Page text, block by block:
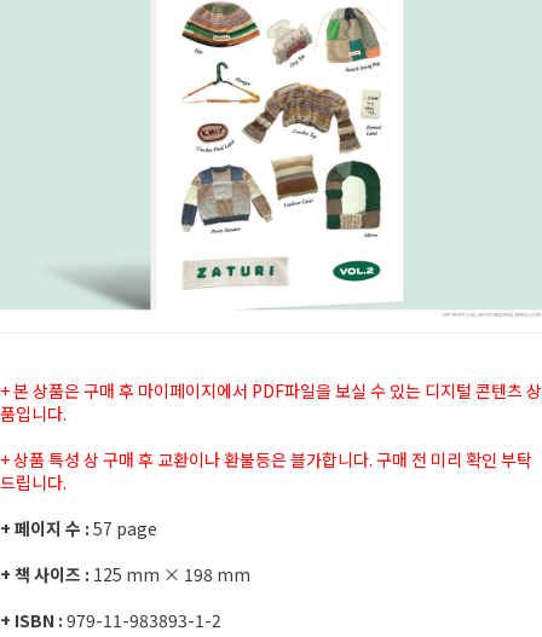
+ 본 상품은 구매 후 마이페이지에서 PDF파일을 보실 수 있는 디지털 콘텐츠 상
품입니다.
+ 상품 특성 상 구매 후 교환이나 환불등은 블가합니다. 구매 전 미리 확인 부탁
드립니다.
+ 페이지 수 : 57 page
+ 책 사이즈 : 125 mm × 198 mm
+ ISBN : 979-11-983893-1-2